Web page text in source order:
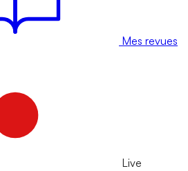
Mes revues
Live